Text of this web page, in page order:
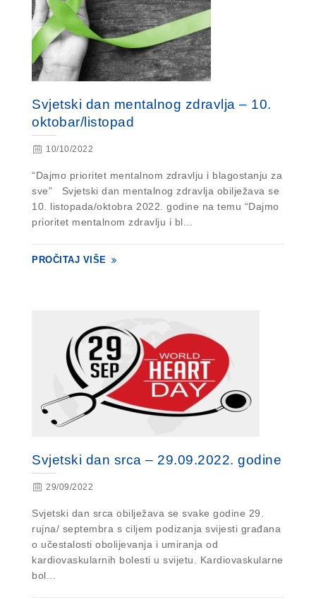
Svjetski dan mentalnog zdravlja – 10.
oktobar/listopad
10/10/2022
“Dajmo prioritet mentalnom zdravlju i blagostanju za
sve” Svjetski dan mentalnog zdravlja obilježava se
10. listopada/oktobra 2022. godine na temu “Dajmo
prioritet mentalnom zdravlju i bl...
PROČITAJ VIŠE
Svjetski dan srca – 29.09.2022. godine
29/09/2022
Svjetski dan srca obilježava se svake godine 29.
rujna/ septembra s ciljem podizanja svijesti građana
o učestalosti obolijevanja i umiranja od
kardiovaskularnih bolesti u svijetu. Kardiovaskularne
bol...